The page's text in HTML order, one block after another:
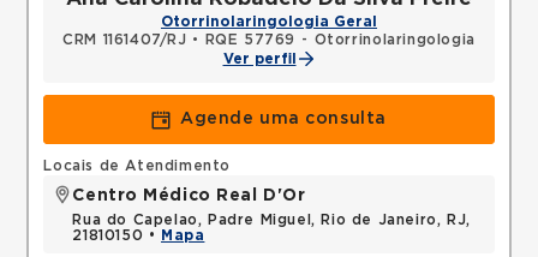
Otorrinolaringologia Geral
CRM 1161407/RJ •
RQE 57769 - Otorrinolaringologia
Ver perfil
Agende uma consulta
Locais de Atendimento
Centro Médico Real D'Or
Rua do Capelao, Padre Miguel, Rio de Janeiro, RJ,
21810150 •
Mapa